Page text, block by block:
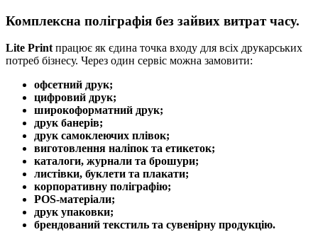
Комплексна поліграфія без зайвих витрат часу.
Lite Print працює як єдина точка входу для всіх друкарських
потреб бізнесу. Через один сервіс можна замовити:
офсетний друк;
цифровий друк;
широкоформатний друк;
друк банерів;
друк самоклеючих плівок;
виготовлення наліпок та етикеток;
каталоги, журнали та брошури;
листівки, буклети та плакати;
корпоративну поліграфію;
POS-матеріали;
друк упаковки;
брендований текстиль та сувенірну продукцію.